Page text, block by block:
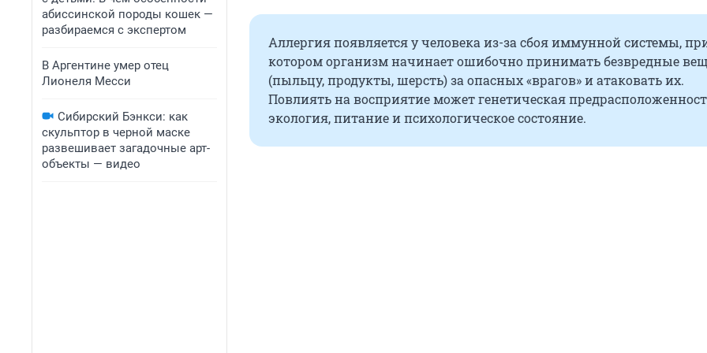
абиссинской породы кошек —
разбираемся с экспертом
В Аргентине умер отец
Лионеля Месси
Сибирский Бэнкси: как
скульптор в черной маске
развешивает загадочные арт-
объекты — видео
Аллергия появляется у человека из-за сбоя иммунной системы,
котором организм начинает ошибочно принимать безвредные
(пыльцу, продукты, шерсть) за опасных «врагов» и атаковать их.
Повлиять на восприятие может генетическая
экология, питание и психологическое состояние.